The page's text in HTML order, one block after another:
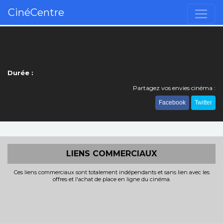
CinéCentre
Durée :
Partagez vos envies cinéma :
Facebook Twitter
LIENS COMMERCIAUX
Ces liens commerciaux sont totalement indépendants et sans lien avec les
offres et l'achat de place en ligne du cinéma.